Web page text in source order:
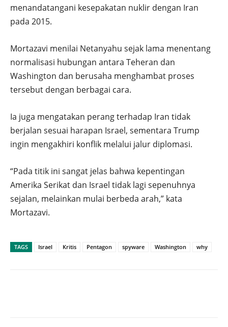
menandatangani kesepakatan nuklir dengan Iran
pada 2015.
Mortazavi menilai Netanyahu sejak lama menentang
normalisasi hubungan antara Teheran dan
Washington dan berusaha menghambat proses
tersebut dengan berbagai cara.
Ia juga mengatakan perang terhadap Iran tidak
berjalan sesuai harapan Israel, sementara Trump
ingin mengakhiri konflik melalui jalur diplomasi.
“Pada titik ini sangat jelas bahwa kepentingan
Amerika Serikat dan Israel tidak lagi sepenuhnya
sejalan, melainkan mulai berbeda arah,” kata
Mortazavi.
TAGS Israel Kritis Pentagon spyware Washington why